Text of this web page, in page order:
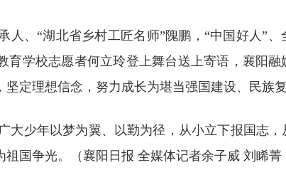
人、“湖北省乡村工匠名师”隗鹏，“中国好人”
育学校志愿者何立玲登上舞台送上寄语，襄阳
定理想信念，努力成长为堪当强国建设、民族
大少年以梦为翼、以勤为径，从小立下报国志
祖国争光。（襄阳日报 全媒体记者余子威 刘睎